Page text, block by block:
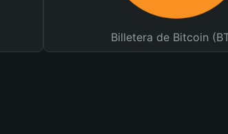
Billetera de Bitcoin